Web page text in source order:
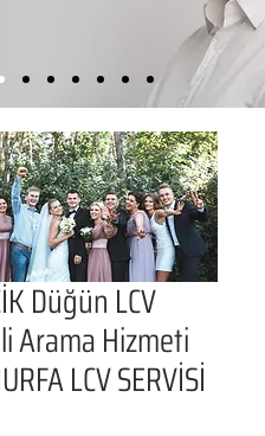
Düğün LCV
Arama Hizmeti
LCV SERVİSİ